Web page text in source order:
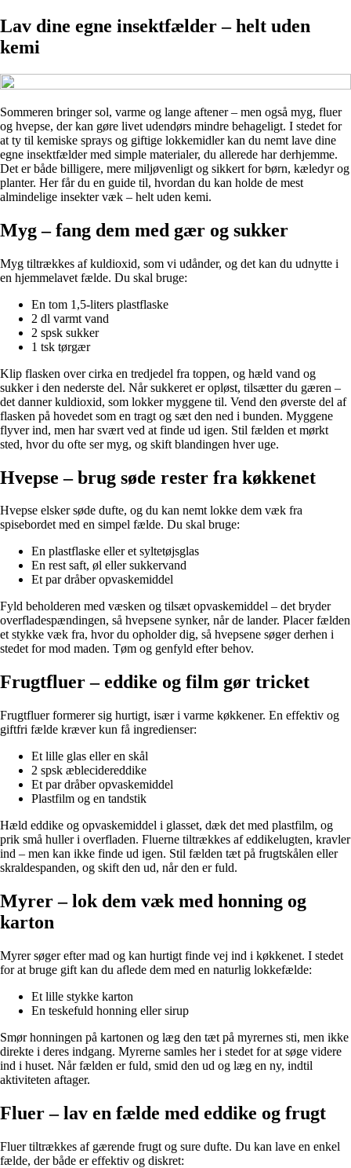
Lav dine egne insektfælder – helt uden
kemi
Sommeren bringer sol, varme og lange aftener – men også myg, fluer
og hvepse, der kan gøre livet udendørs mindre behageligt. I stedet for
at ty til kemiske sprays og giftige lokkemidler kan du nemt lave dine
egne insektfælder med simple materialer, du allerede har derhjemme.
Det er både billigere, mere miljøvenligt og sikkert for børn, kæledyr og
planter. Her får du en guide til, hvordan du kan holde de mest
almindelige insekter væk – helt uden kemi.
Myg – fang dem med gær og sukker
Myg tiltrækkes af kuldioxid, som vi udånder, og det kan du udnytte i
en hjemmelavet fælde. Du skal bruge:
En tom 1,5-liters plastflaske
2 dl varmt vand
2 spsk sukker
1 tsk tørgær
Klip flasken over cirka en tredjedel fra toppen, og hæld vand og
sukker i den nederste del. Når sukkeret er opløst, tilsætter du gæren –
det danner kuldioxid, som lokker myggene til. Vend den øverste del af
flasken på hovedet som en tragt og sæt den ned i bunden. Myggene
flyver ind, men har svært ved at finde ud igen. Stil fælden et mørkt
sted, hvor du ofte ser myg, og skift blandingen hver uge.
Hvepse – brug søde rester fra køkkenet
Hvepse elsker søde dufte, og du kan nemt lokke dem væk fra
spisebordet med en simpel fælde. Du skal bruge:
En plastflaske eller et syltetøjsglas
En rest saft, øl eller sukkervand
Et par dråber opvaskemiddel
Fyld beholderen med væsken og tilsæt opvaskemiddel – det bryder
overfladespændingen, så hvepsene synker, når de lander. Placer fælden
et stykke væk fra, hvor du opholder dig, så hvepsene søger derhen i
stedet for mod maden. Tøm og genfyld efter behov.
Frugtfluer – eddike og film gør tricket
Frugtfluer formerer sig hurtigt, især i varme køkkener. En effektiv og
giftfri fælde kræver kun få ingredienser:
Et lille glas eller en skål
2 spsk æblecidereddike
Et par dråber opvaskemiddel
Plastfilm og en tandstik
Hæld eddike og opvaskemiddel i glasset, dæk det med plastfilm, og
prik små huller i overfladen. Fluerne tiltrækkes af eddikelugten, kravler
ind – men kan ikke finde ud igen. Stil fælden tæt på frugtskålen eller
skraldespanden, og skift den ud, når den er fuld.
Myrer – lok dem væk med honning og
karton
Myrer søger efter mad og kan hurtigt finde vej ind i køkkenet. I stedet
for at bruge gift kan du aflede dem med en naturlig lokkefælde:
Et lille stykke karton
En teskefuld honning eller sirup
Smør honningen på kartonen og læg den tæt på myrernes sti, men ikke
direkte i deres indgang. Myrerne samles her i stedet for at søge videre
ind i huset. Når fælden er fuld, smid den ud og læg en ny, indtil
aktiviteten aftager.
Fluer – lav en fælde med eddike og frugt
Fluer tiltrækkes af gærende frugt og sure dufte. Du kan lave en enkel
fælde, der både er effektiv og diskret: